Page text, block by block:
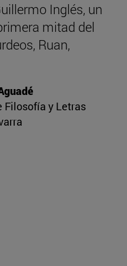
Inglés, un
mitad del
Ruan,
Filosofía y Letras